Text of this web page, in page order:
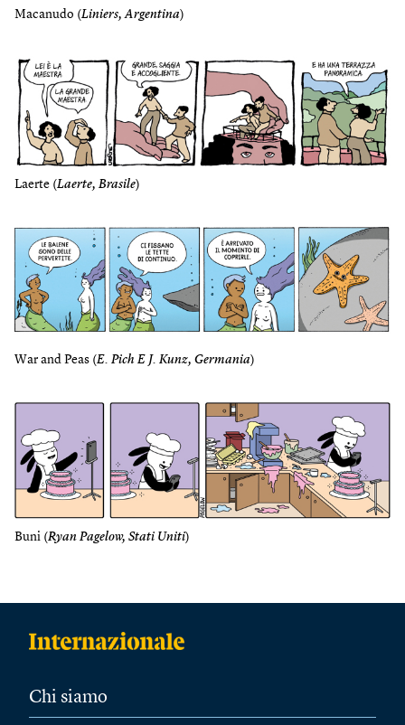
Macanudo (Liniers, Argentina)
Laerte (Laerte, Brasile)
War and Peas (E. Pich E J. Kunz, Germania)
Buni (Ryan Pagelow, Stati Uniti)
Chi siamo